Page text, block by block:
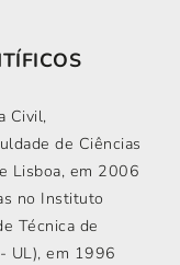
Civil,
de Ciências
Lisboa, em 2006
no Instituto
Técnica de
UL), em 1996